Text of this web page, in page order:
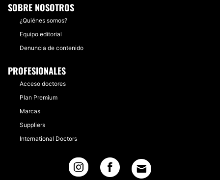
SOBRE NOSOTROS
¿Quiénes somos?
Equipo editorial
Denuncia de contenido
PROFESIONALES
Acceso doctores
Plan Premium
Marcas
Suppliers
International Doctors